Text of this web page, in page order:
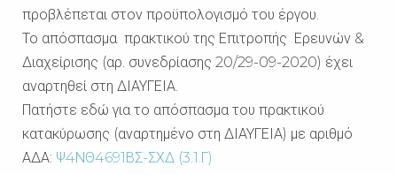
προβλέπεται στον προϋπολογισμό του έργου.
Το απόσπασμα πρακτικού της Επιτροπής Ερευνών &
Διαχείρισης (αρ. συνεδρίασης 20/29-09-2020) έχει
αναρτηθεί στη ΔΙΑΥΓΕΙΑ.
Πατήστε εδώ για το απόσπασμα του πρακτικού
κατακύρωσης (αναρτημένο στη ΔΙΑΥΓΕΙΑ) με αριθμό
ΑΔΑ: Ψ4ΝΘ4691ΒΣ-ΣΧΔ (3.1.Γ)